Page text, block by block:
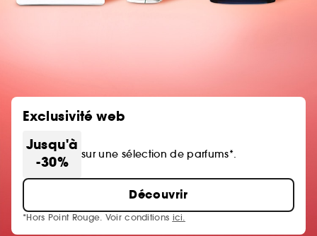
Exclusivité web
Jusqu'à
-30%
sur une sélection de parfums*.
Découvrir
*Hors Point Rouge. Voir conditions ici.